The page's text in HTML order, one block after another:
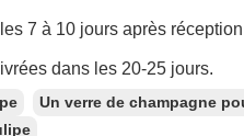
7 à 10 jours après
dans les 20-25 jours.
Un verre de champagne